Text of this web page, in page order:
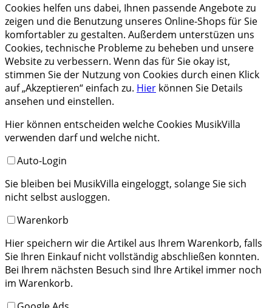
Cookies helfen uns dabei, Ihnen passende Angebote zu
zeigen und die Benutzung unseres Online-Shops für Sie
komfortabler zu gestalten. Außerdem unterstüzen uns
Cookies, technische Probleme zu beheben und unsere
Website zu verbessern. Wenn das für Sie okay ist,
stimmen Sie der Nutzung von Cookies durch einen Klick
auf „Akzeptieren“ einfach zu. Hier können Sie Details
ansehen und einstellen.
Hier können entscheiden welche Cookies MusikVilla
verwenden darf und welche nicht.
Auto-Login
Sie bleiben bei MusikVilla eingeloggt, solange Sie sich
nicht selbst ausloggen.
Warenkorb
Hier speichern wir die Artikel aus Ihrem Warenkorb, falls
Sie Ihren Einkauf nicht vollständig abschließen konnten.
Bei Ihrem nächsten Besuch sind Ihre Artikel immer noch
im Warenkorb.